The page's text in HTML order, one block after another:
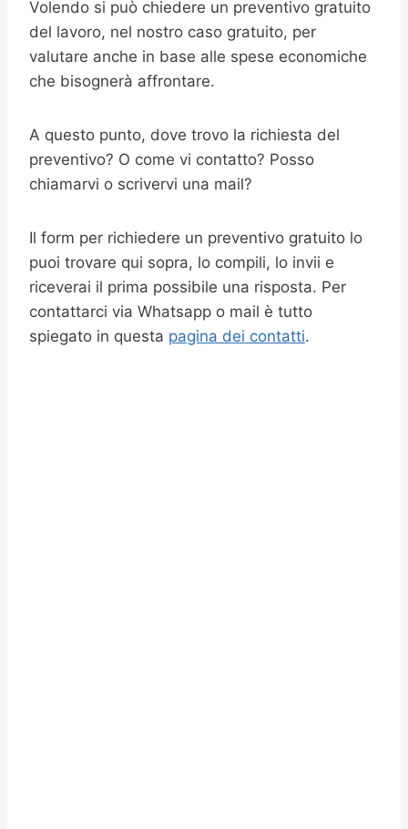
Volendo si può chiedere un preventivo gratuito
del lavoro, nel nostro caso gratuito, per
valutare anche in base alle spese economiche
che bisognerà affrontare.
A questo punto, dove trovo la richiesta del
preventivo? O come vi contatto? Posso
chiamarvi o scrivervi una mail?
Il form per richiedere un preventivo gratuito lo
puoi trovare qui sopra, lo compili, lo invii e
riceverai il prima possibile una risposta. Per
contattarci via Whatsapp o mail è tutto
spiegato in questa pagina dei contatti.